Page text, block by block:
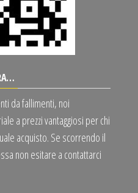
da fallimenti, noi
a prezzi vantaggiosi per chi
acquisto. Se scorrendo il
non esitare a contattarci